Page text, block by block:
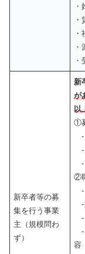
・
新卒者等の募
集を行う事業
主（規模問わ
ず）
新
が
以
①
-
-
-
②
-
-
-
-
容